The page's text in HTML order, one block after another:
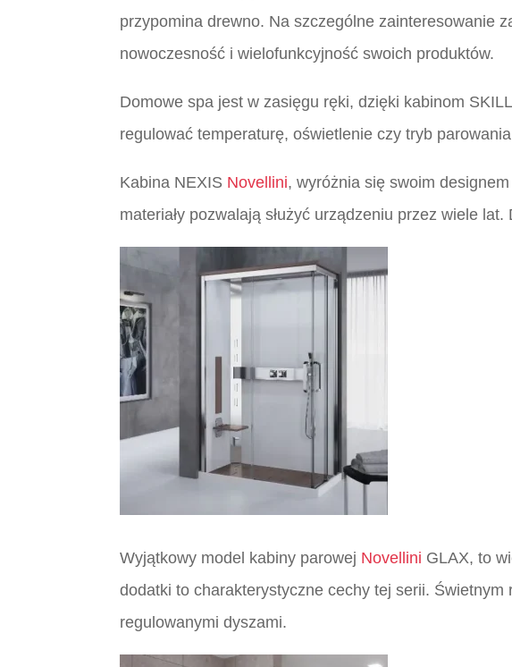
przypomina drewno. Na szczególne zainteresowanie
nowoczesność i wielofunkcyjność swoich produktów.
Domowe spa jest w zasięgu ręki, dzięki kabinom
regulować temperaturę, oświetlenie czy tryb
Kabina NEXIS Novellini, wyróżnia się swoim
materiały pozwalają służyć urządzeniu przez wiele
Wyjątkowy model kabiny parowej Novellini GLAX, to
dodatki to charakterystyczne cechy tej serii.
regulowanymi dyszami.